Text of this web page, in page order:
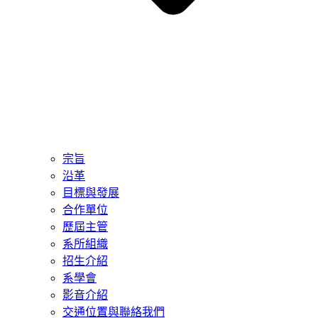
宗旨
沿革
目標與發展
合作單位
歷屆主管
系所組織
招生介紹
系學會
影音介紹
交通位置與聯絡我們